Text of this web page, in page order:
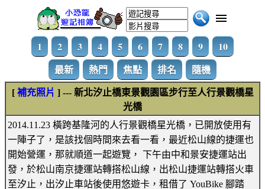
1 2 3 4 5 6 7 8 9
10
最新
熱門 焦點 排名 隨機
[ 補充照片 ] --- 新北汐止橋東景觀園區步行至人行景觀橋星
光橋
2014.11.23 橫跨基隆河的人行景觀橋星光橋，已開放使用有
一陣子了，是該找個時間來去看一看，最近松山線的捷運也
開始營運，那就順道一起遊覽， 下午由中和景安捷運站出
發，於松山南京捷運站轉搭松山線，出松山捷運站轉搭火車
至汐止，出汐止車站後使用悠遊卡，租借了 YouBike 腳踏